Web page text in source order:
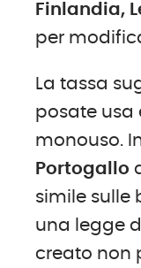
Finlandia,
per
La tassa
posate usa
monouso.
Portogallo
simile sulle
una legge
creato non